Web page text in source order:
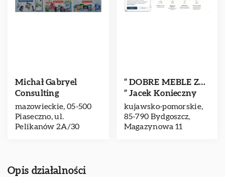
Michał Gabryel
Consulting
mazowieckie, 05-500
Piaseczno, ul.
Pelikanów 2A/30
” DOBRE MEBLE Z…
” Jacek Konieczny
kujawsko-pomorskie,
85-790 Bydgoszcz,
Magazynowa 11
Opis działalności